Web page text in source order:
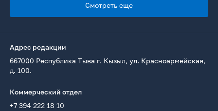
Смотреть еще
Адрес редакции
667000 Республика Тыва г. Кызыл, ул. Красноармейская,
д. 100.
Коммерческий отдел
+7 394 222 18 10